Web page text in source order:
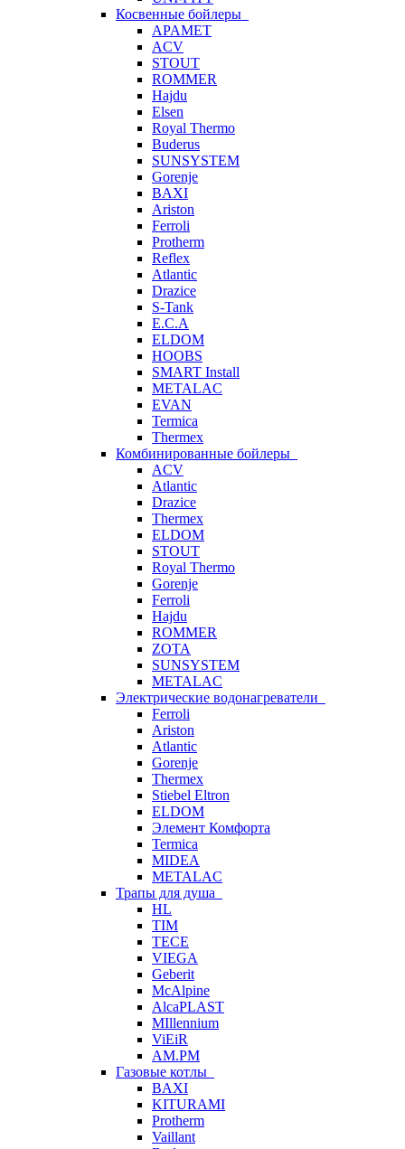
Косвенные бойлеры
APAMET
ACV
STOUT
ROMMER
Hajdu
Elsen
Royal Thermo
Buderus
SUNSYSTEM
Gorenje
BAXI
Ariston
Ferroli
Protherm
Reflex
Atlantic
Drazice
S-Tank
E.C.A
ELDOM
HOOBS
SMART Install
METALAC
EVAN
Termica
Thermex
Комбинированные бойлеры
ACV
Atlantic
Drazice
Thermex
ELDOM
STOUT
Royal Thermo
Gorenje
Ferroli
Hajdu
ROMMER
ZOTA
SUNSYSTEM
METALAC
Электрические водонагреватели
Ferroli
Ariston
Atlantic
Gorenje
Thermex
Stiebel Eltron
ELDOM
Элемент Комфорта
Termica
MIDEA
METALAC
Трапы для душа
HL
TIM
TECE
VIEGA
Geberit
McAlpine
AlcaPLAST
MIllennium
ViEiR
AM.PM
Газовые котлы
BAXI
KITURAMI
Protherm
Vaillant